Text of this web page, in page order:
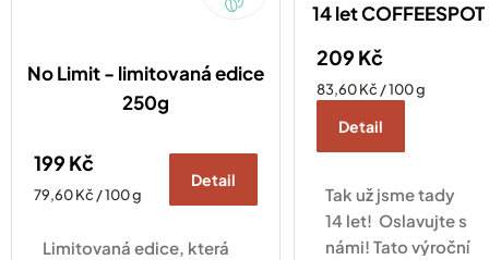
No Limit - limitovaná edice
250g
199 Kč
Měrná
79,60 Kč / 100 g
Detail
Limitovaná edice, která
14 let COFFEESPOT
209 Kč
Měrná
83,60 Kč / 100 g
Detail
Tak už jsme tady
14 let! Oslavujte s
námi! Tato výroční